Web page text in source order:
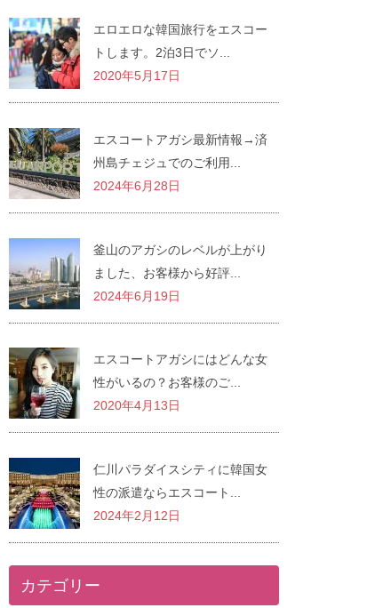
エロエロな韓国旅行をエスコー
トします。2泊3日でソ...
2020年5月17日
エスコートアガシ最新情報→済
州島チェジュでのご利用...
2024年6月28日
釜山のアガシのレベルが上がり
ました、お客様から好評...
2024年6月19日
エスコートアガシにはどんな女
性がいるの？お客様のご...
2020年4月13日
仁川パラダイスシティに韓国女
性の派遣ならエスコート...
2024年2月12日
カテゴリー